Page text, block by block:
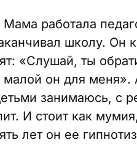
Мама работала
школу. Он
«Слушай, ты
он для меня».
занимаюсь, с
И стоит как
лет он ее